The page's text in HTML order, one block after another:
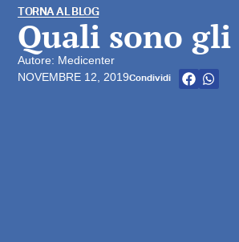
TORNA AL BLOG
Quali sono
Autore: Medicenter
NOVEMBRE 12, 2019Condividi